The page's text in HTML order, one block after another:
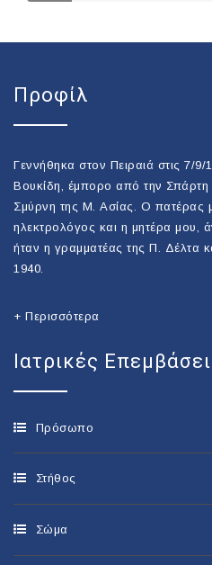
Προφίλ
Γεννήθηκα στον Πειραιά στις 7/
Βουκίδη, έμπορο από την Σπάρτη
Σμύρνη της Μ. Ασίας. Ο πατέρας
ηλεκτρολόγος και η μητέρα μου,
ήταν η γραμματέας της Π. Δέλτα
1940.
+ Περισσότερα
Ιατρικές
Πρόσωπο
Στήθος
Σώμα